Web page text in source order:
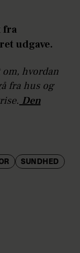
fra
udgave.
hvordan
fra hus og
Den
SUNDHED